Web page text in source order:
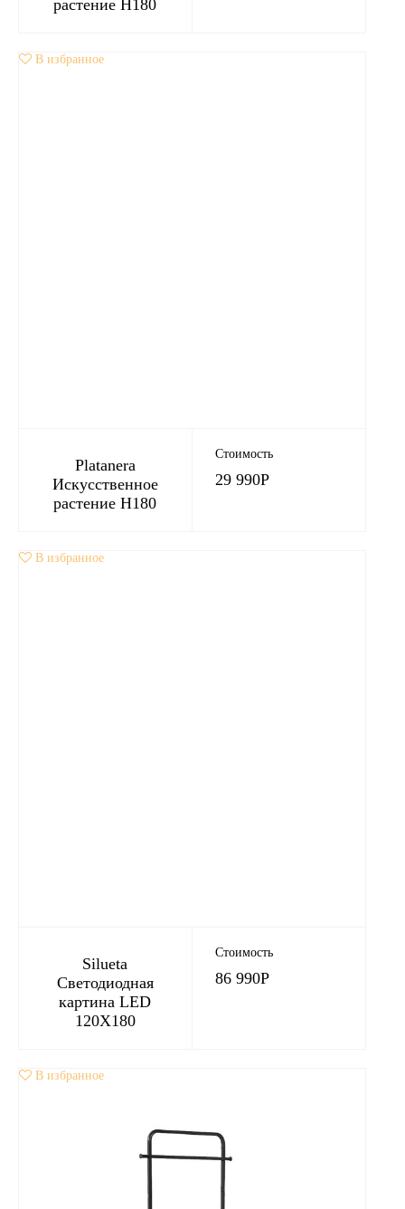
растение H180
В избранное
Platanera
Искусственное
растение H180
Стоимость
29 990Р
В избранное
Silueta
Светодиодная
картина LED
120X180
Стоимость
86 990Р
В избранное